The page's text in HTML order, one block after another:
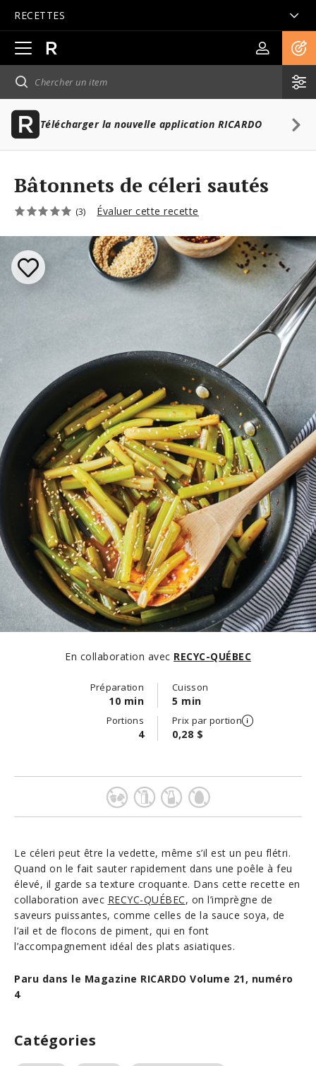
RECETTES
Ouvrir
la
navigation
principale
Télécharger la nouvelle application RICARDO
En collaboration avec RECYC-QUÉBEC
Bâtonnets de céleri sautés
(3) Évaluer cette recette
Préparation
10 min
Cuisson
5 min
Portions
4
Prix par portion
0,28 $
Le céleri peut être la vedette, même s’il est un peu flétri.
Quand on le fait sauter rapidement dans une poêle à feu
élevé, il garde sa texture croquante. Dans cette recette en
collaboration avec RECYC-QUÉBEC, on l’imprègne de
saveurs puissantes, comme celles de la sauce soya, de
l’ail et de flocons de piment, qui en font
l’accompagnement idéal des plats asiatiques.
Paru dans le Magazine RICARDO Volume 21, numéro
4
Catégories